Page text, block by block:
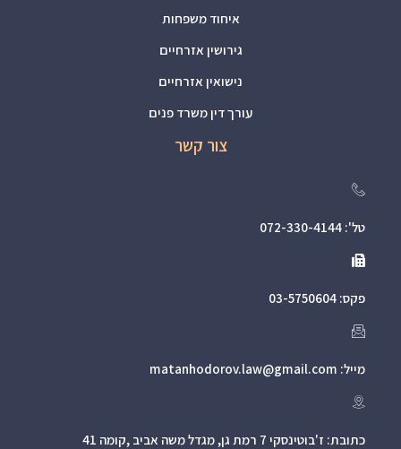
איחוד משפחות
גירושין אזרחיים
נישואין אזרחיים
עורך דין משרד פנים
צור קשר
טל': 072-330-4144
פקס: 03-5750604
מייל: matanhodorov.law@gmail.com
כתובת: ז'בוטינסקי 7 רמת גן, מגדל משה אביב ,קומה 41